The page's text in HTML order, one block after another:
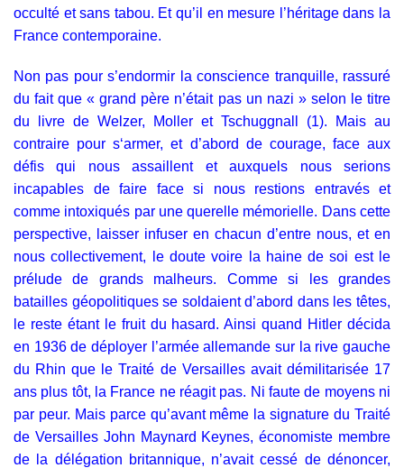
occulté et sans tabou. Et qu’il en mesure l’héritage dans la
France contemporaine.
Non pas pour s’endormir la conscience tranquille, rassuré
du fait que « grand père n’était pas un nazi » selon le titre
du livre de Welzer, Moller et Tschuggnall (1). Mais au
contraire pour s‘armer, et d’abord de courage, face aux
défis qui nous assaillent et auxquels nous serions
incapables de faire face si nous restions entravés et
comme intoxiqués par une querelle mémorielle. Dans cette
perspective, laisser infuser en chacun d’entre nous, et en
nous collectivement, le doute voire la haine de soi est le
prélude de grands malheurs. Comme si les grandes
batailles géopolitiques se soldaient d’abord dans les têtes,
le reste étant le fruit du hasard. Ainsi quand Hitler décida
en 1936 de déployer l’armée allemande sur la rive gauche
du Rhin que le Traité de Versailles avait démilitarisée 17
ans plus tôt, la France ne réagit pas. Ni faute de moyens ni
par peur. Mais parce qu’avant même la signature du Traité
de Versailles John Maynard Keynes, économiste membre
de la délégation britannique, n’avait cessé de dénoncer,